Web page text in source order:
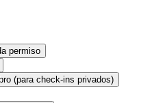
permiso
(para check-ins privados)